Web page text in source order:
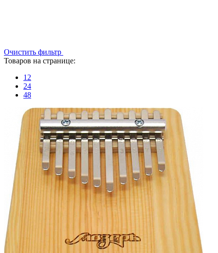
Очистить фильтр
Товаров на странице:
12
24
48